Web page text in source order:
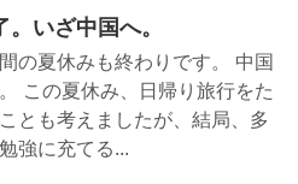
。いざ中国へ。
の夏休みも終わりです。 中国
この夏休み、日帰り旅行をた
とも考えましたが、結局、多
強に充てる...